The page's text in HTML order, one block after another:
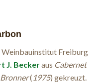
Weinbauinstitut Freiburg
J. Beckeraus Cabernet
Bronner( 1975) gekreuzt.